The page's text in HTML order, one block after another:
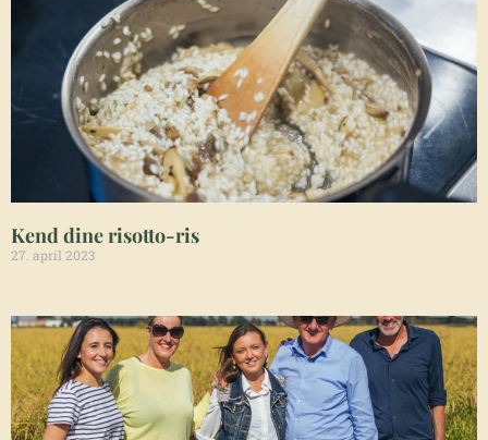
Kend dine risotto-ris
27. april 2023